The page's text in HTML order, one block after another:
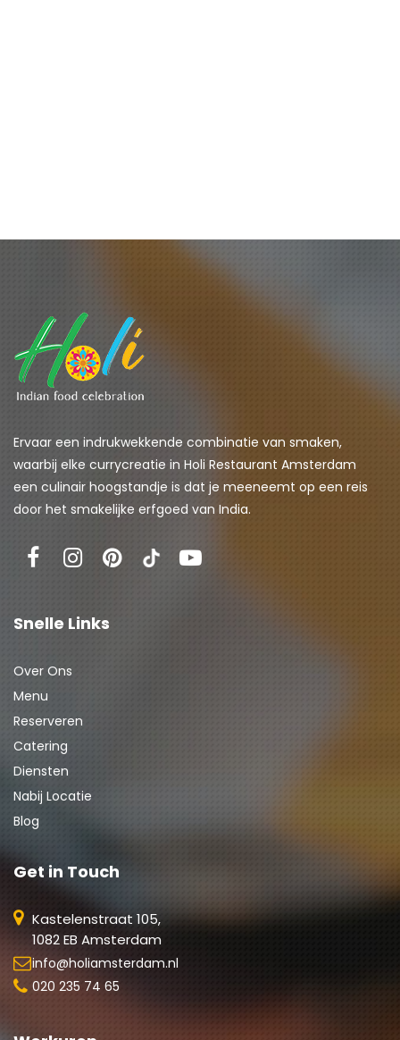
Ervaar een indrukwekkende combinatie van smaken,
waarbij elke currycreatie in Holi Restaurant Amsterdam
een culinair hoogstandje is dat je meeneemt op een reis
door het smakelijke erfgoed van India.
Snelle Links
Over Ons
Menu
Reserveren
Catering
Diensten
Nabij Locatie
Blog
Get in Touch
Kastelenstraat 105,
1082 EB Amsterdam
info@holiamsterdam.nl
020 235 74 65